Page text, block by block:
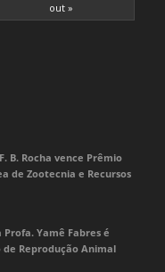
out »
B. Rocha vence Prêmio
de Zootecnia e Recursos
Yamê Fabres é
de Reprodução Animal